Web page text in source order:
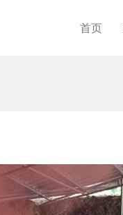
首页